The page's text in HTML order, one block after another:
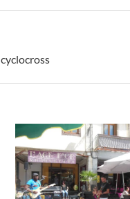
cyclocross